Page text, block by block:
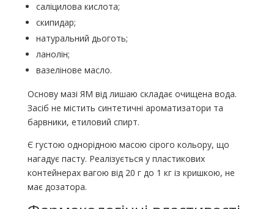
саліцилова кислота;
скипидар;
натуральний дьоготь;
ланолін;
вазелінове масло.
Основу мазі ЯМ від лишаю складає очищена вода.
Засіб не містить синтетичні ароматизатори та
барвники, етиловий спирт.
Є густою однорідною масою сірого кольору, що
нагадує пасту. Реалізується у пластикових
контейнерах вагою від 20 г до 1 кг із кришкою, не
має дозатора.